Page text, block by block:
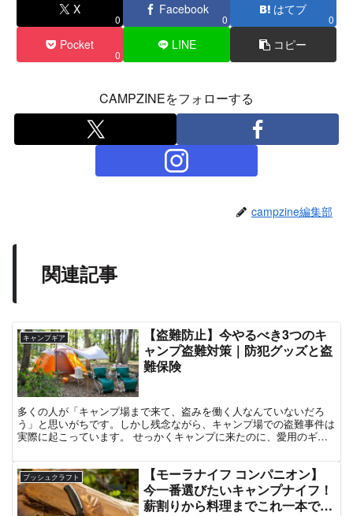
X
0
Facebook
0
はてブ
0
Pocket
0
LINE コピー
CAMPZINEをフォローする
campzine編集部
関連記事
キャンプギア
【盗難防止】今やるべき3つのキ
ャンプ盗難対策｜防犯グッズと盗
難保険
多くの人が「キャンプ場まで来て、盗みを働く人なんていないだろ
う」と思いがちです。しかし残念ながら、キャンプ場での盗難事件は
実際に起こっています。 せっかくキャンプに来たのに、愛用のギア
ブッシュクラフト
【モーラナイフ コンパニオン】
今一番選びたいキャンプナイフ！
薪割りから料理までこれ一本で